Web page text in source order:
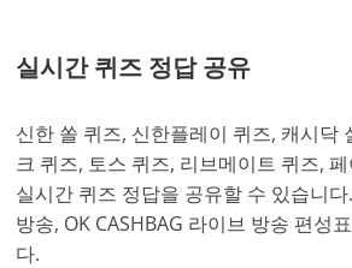
실시간 퀴즈 정답 공유
신한 쏠 퀴즈, 신한플레이 퀴즈, 캐시닥
크 퀴즈, 토스 퀴즈, 리브메이트 퀴즈,
실시간 퀴즈 정답을 공유할 수 있습니
방송, OK CASHBAG 라이브 방송 편성
다.